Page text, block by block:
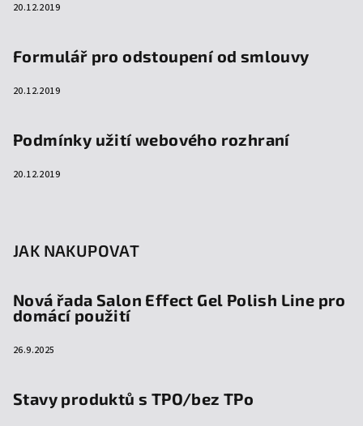
20.12.2019
Formulář pro odstoupení od smlouvy
20.12.2019
Podmínky užití webového rozhraní
20.12.2019
JAK NAKUPOVAT
Nová řada Salon Effect Gel Polish Line pro
domácí použití
26.9.2025
Stavy produktů s TPO/bez TPo